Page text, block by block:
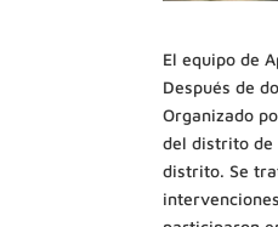
El equipo de
Después de
Organizado
del distrito de
distrito. Se